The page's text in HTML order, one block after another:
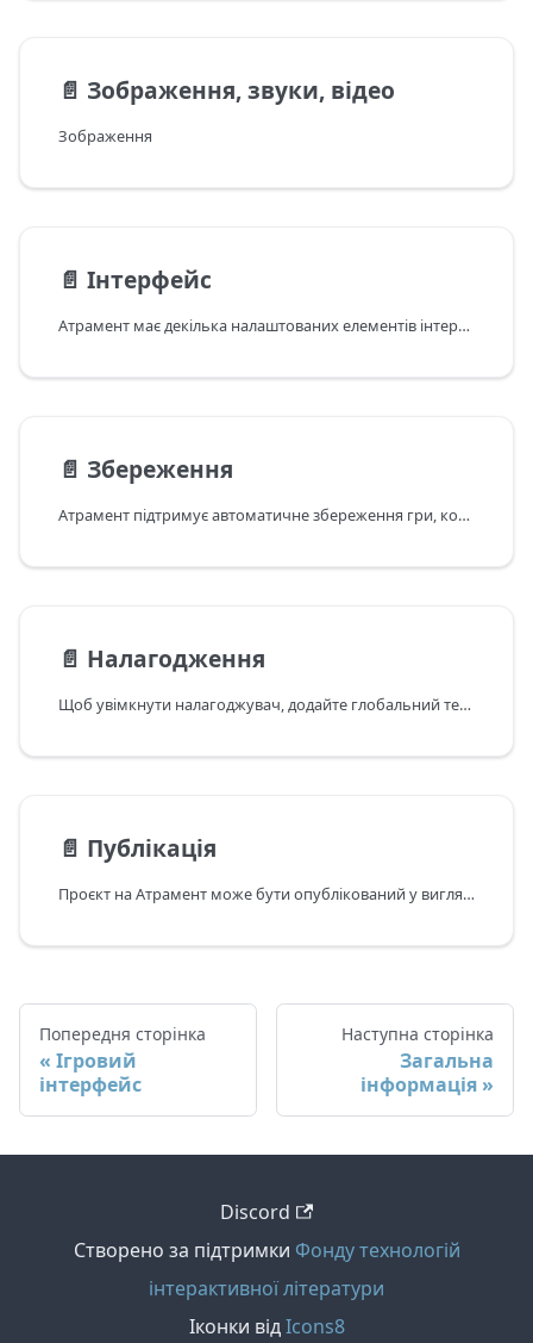
📄️ Зображення, звуки, відео
Зображення
📄️ Інтерфейс
Атрамент має декілька налаштованих елементів інтерфейсу:
📄️ Збереження
Атрамент підтримує автоматичне збереження гри, контрольні точки та користувацькі збереження.
📄️ Налагодження
Щоб увімкнути налагоджувач, додайте глобальний тег #debug в головний Ink файл:
📄️ Публікація
Проєкт на Атрамент може бути опублікований у вигляді одиночного HTML файлу, прогресивного веб-застосунку або застосунку для ПК.
Попередня сторінка
Ігровий
інтерфейс
Наступна сторінка
Загальна
інформація
Discord
Створено за підтримки Фонду технологій
інтерактивної літератури
Іконки відIcons8